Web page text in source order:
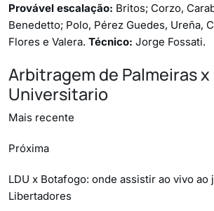
Provável escalação: Britos; Corzo,
Benedetto; Polo, Pérez Guedes, Ureña,
Flores e Valera. Técnico: Jorge Fossati.
Arbitragem de Palmeiras x
Universitario
Mais recente
Próxima
LDU x Botafogo: onde assistir ao vivo ao
Libertadores